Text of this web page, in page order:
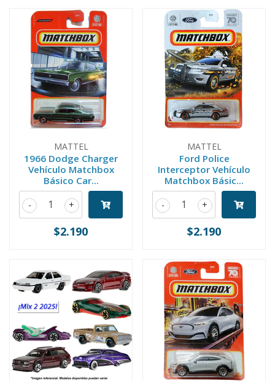
MATTEL
1966 Dodge Charger
Vehículo Matchbox
Básico Car...
+
-
$2.190
MATTEL
Ford Police
Interceptor Vehículo
Matchbox Básic...
+
-
$2.190